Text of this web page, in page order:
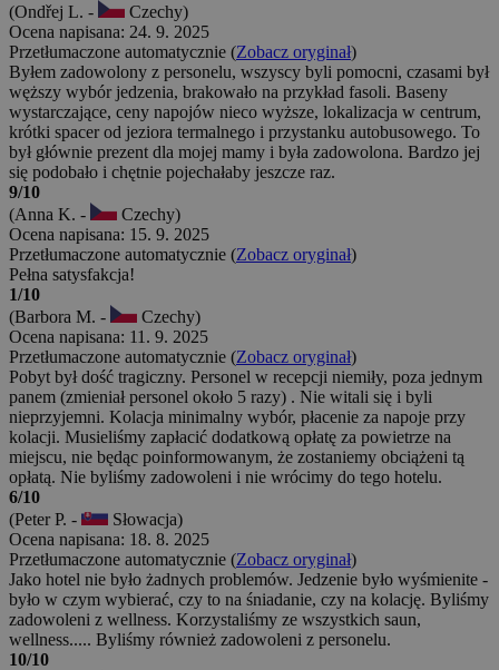
(Ondřej L. -
Czechy)
Ocena napisana: 24. 9. 2025
Przetłumaczone automatycznie (Zobacz oryginał)
Byłem zadowolony z personelu, wszyscy byli pomocni, czasami był
węższy wybór jedzenia, brakowało na przykład fasoli. Baseny
wystarczające, ceny napojów nieco wyższe, lokalizacja w centrum,
krótki spacer od jeziora termalnego i przystanku autobusowego. To
był głównie prezent dla mojej mamy i była zadowolona. Bardzo jej
się podobało i chętnie pojechałaby jeszcze raz.
9/10
(Anna K. -
Czechy)
Ocena napisana: 15. 9. 2025
Przetłumaczone automatycznie (Zobacz oryginał)
Pełna satysfakcja!
1/10
(Barbora M. -
Czechy)
Ocena napisana: 11. 9. 2025
Przetłumaczone automatycznie (Zobacz oryginał)
Pobyt był dość tragiczny. Personel w recepcji niemiły, poza jednym
panem (zmieniał personel około 5 razy) . Nie witali się i byli
nieprzyjemni. Kolacja minimalny wybór, płacenie za napoje przy
kolacji. Musieliśmy zapłacić dodatkową opłatę za powietrze na
miejscu, nie będąc poinformowanym, że zostaniemy obciążeni tą
opłatą. Nie byliśmy zadowoleni i nie wrócimy do tego hotelu.
6/10
(Peter P. -
Słowacja)
Ocena napisana: 18. 8. 2025
Przetłumaczone automatycznie (Zobacz oryginał)
Jako hotel nie było żadnych problemów. Jedzenie było wyśmienite -
było w czym wybierać, czy to na śniadanie, czy na kolację. Byliśmy
zadowoleni z wellness. Korzystaliśmy ze wszystkich saun,
wellness..... Byliśmy również zadowoleni z personelu.
10/10